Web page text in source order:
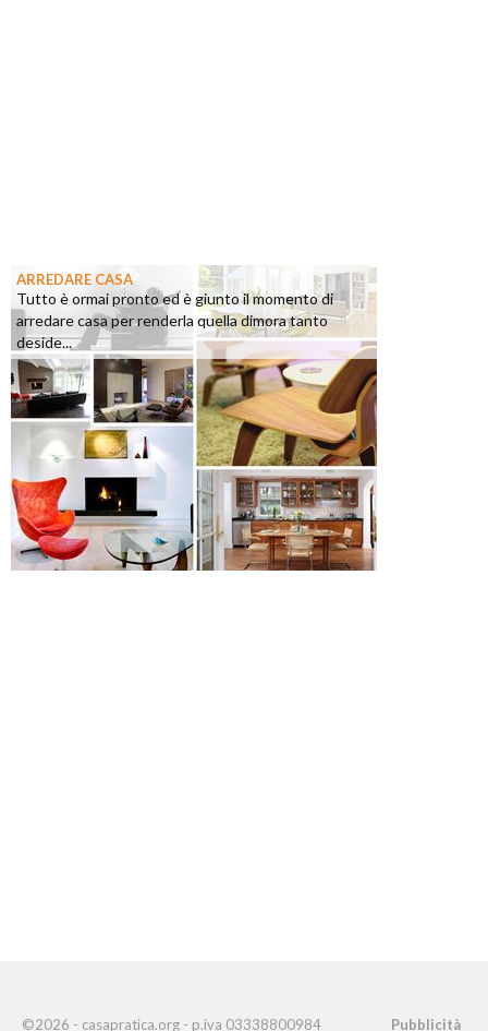
ARREDARE CASA
Tutto è ormai pronto ed è giunto il momento di
arredare casa per renderla quella dimora tanto
deside...
©2026 - casapratica.org - p.iva 03338800984 Pubblicità